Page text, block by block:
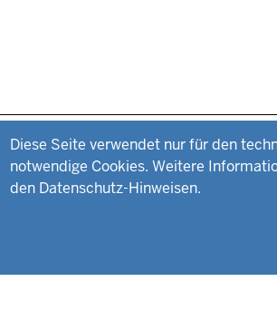
Diese Seite verwendet nur für den
notwendige Cookies. Weitere
den Datenschutz-Hinweisen.
Fußzeile Impressum
Datenschutz